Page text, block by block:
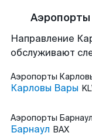
Направление
обслуживают
Аэропорты
Карловы Вары
Аэропорты
Барнаул BAX